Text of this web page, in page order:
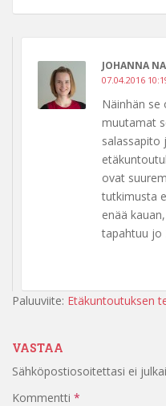
JOHANNA
07.04.2016
Näinhän se
muutamat
salassapito
ovat
tutkimusta
enää
tapahtuu jo
Paluuviite: Etäkuntoutuksen
VASTAA
Sähköpostiosoitettasi ei
Kommentti *